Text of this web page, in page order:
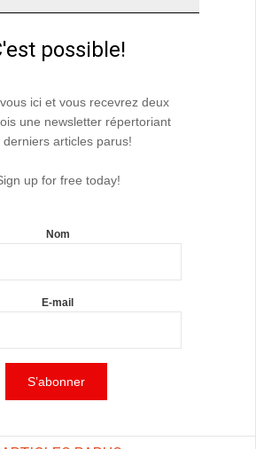
possible!
ici et vous recevrez deux
une newsletter répertoriant
derniers articles parus!
up for free today!
Nom
E-mail